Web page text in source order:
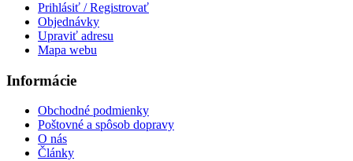
Prihlásiť / Registrovať
Objednávky
Upraviť adresu
Mapa webu
Informácie
Obchodné podmienky
Poštovné a spôsob dopravy
O nás
Články